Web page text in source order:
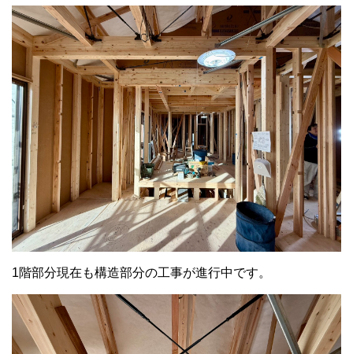
1階部分現在も構造部分の工事が進行中です。